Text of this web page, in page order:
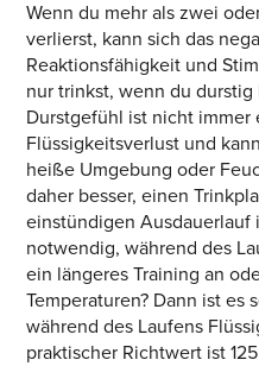
Wenn du mehr als zwei
verlierst, kann sich das
Reaktionsfähigkeit und
nur trinkst, wenn du durstig
Durstgefühl ist nicht immer
Flüssigkeitsverlust und
heiße Umgebung oder
daher besser, einen
einstündigen Ausdauerlauf
notwendig, während des
ein längeres Training an
Temperaturen? Dann ist es
während des Laufens
praktischer Richtwert ist